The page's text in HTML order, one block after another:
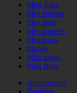
Mon Jules
Mes enfants
Mes amis
Mes copines
Mes potes
Mamie
Mon assoc.
Mon Boss
Anniversaire
Baptême